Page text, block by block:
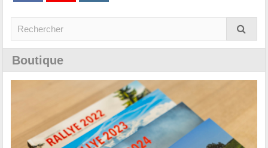
Boutique